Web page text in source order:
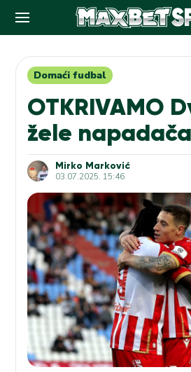
contentDomaći fudbal
OTKRIVAMO
žele
Mirko Marković
03.07.2025. 15:46